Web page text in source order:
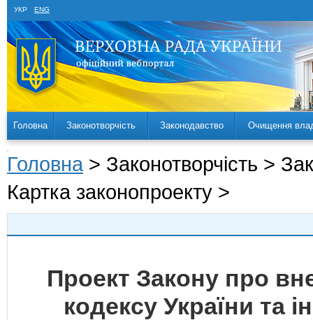
УКР ENG
Головна Законотворчість Законодавство Очищення
Головна > Законотворчість >
Картка законопроекту >
Проект Закону про
кодексу України та